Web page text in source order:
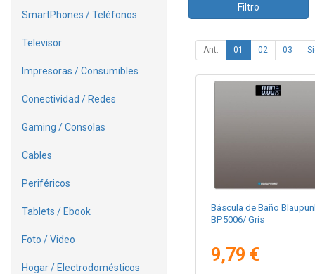
SmartPhones / Teléfonos
Televisor
Impresoras / Consumibles
Conectividad / Redes
Gaming / Consolas
Cables
Periféricos
Tablets / Ebook
Foto / Video
Hogar / Electrodomésticos
Filtro
Ant. 01 02 03
Báscula de Baño
BP5006/ Gris
9,79 €